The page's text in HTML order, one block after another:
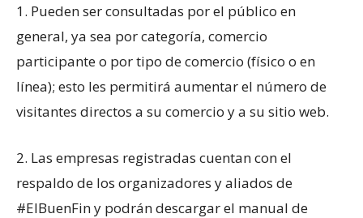
1. Pueden ser consultadas por el público en
general, ya sea por categoría, comercio
participante o por tipo de comercio (físico o en
línea); esto les permitirá aumentar el número de
visitantes directos a su comercio y a su sitio web.
2. Las empresas registradas cuentan con el
respaldo de los organizadores y aliados de
#ElBuenFin y podrán descargar el manual de